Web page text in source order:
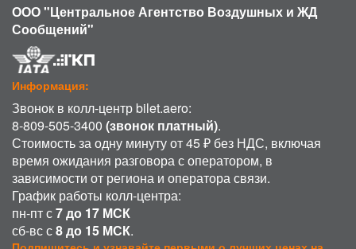
ООО "Центральное Агентство Воздушных и ЖД
Сообщений"
Информация:
Звонок в колл-центр bilet.aero:
8-809-505-3400 (звонок платный).
Стоимость за одну минуту от 45 ₽ без НДС, включая
время ожидания разговора с оператором, в
зависимости от региона и оператора связи.
График работы колл-центра:
пн-пт с7 до 17 МСК
сб-вс с8 до 15 МСК.